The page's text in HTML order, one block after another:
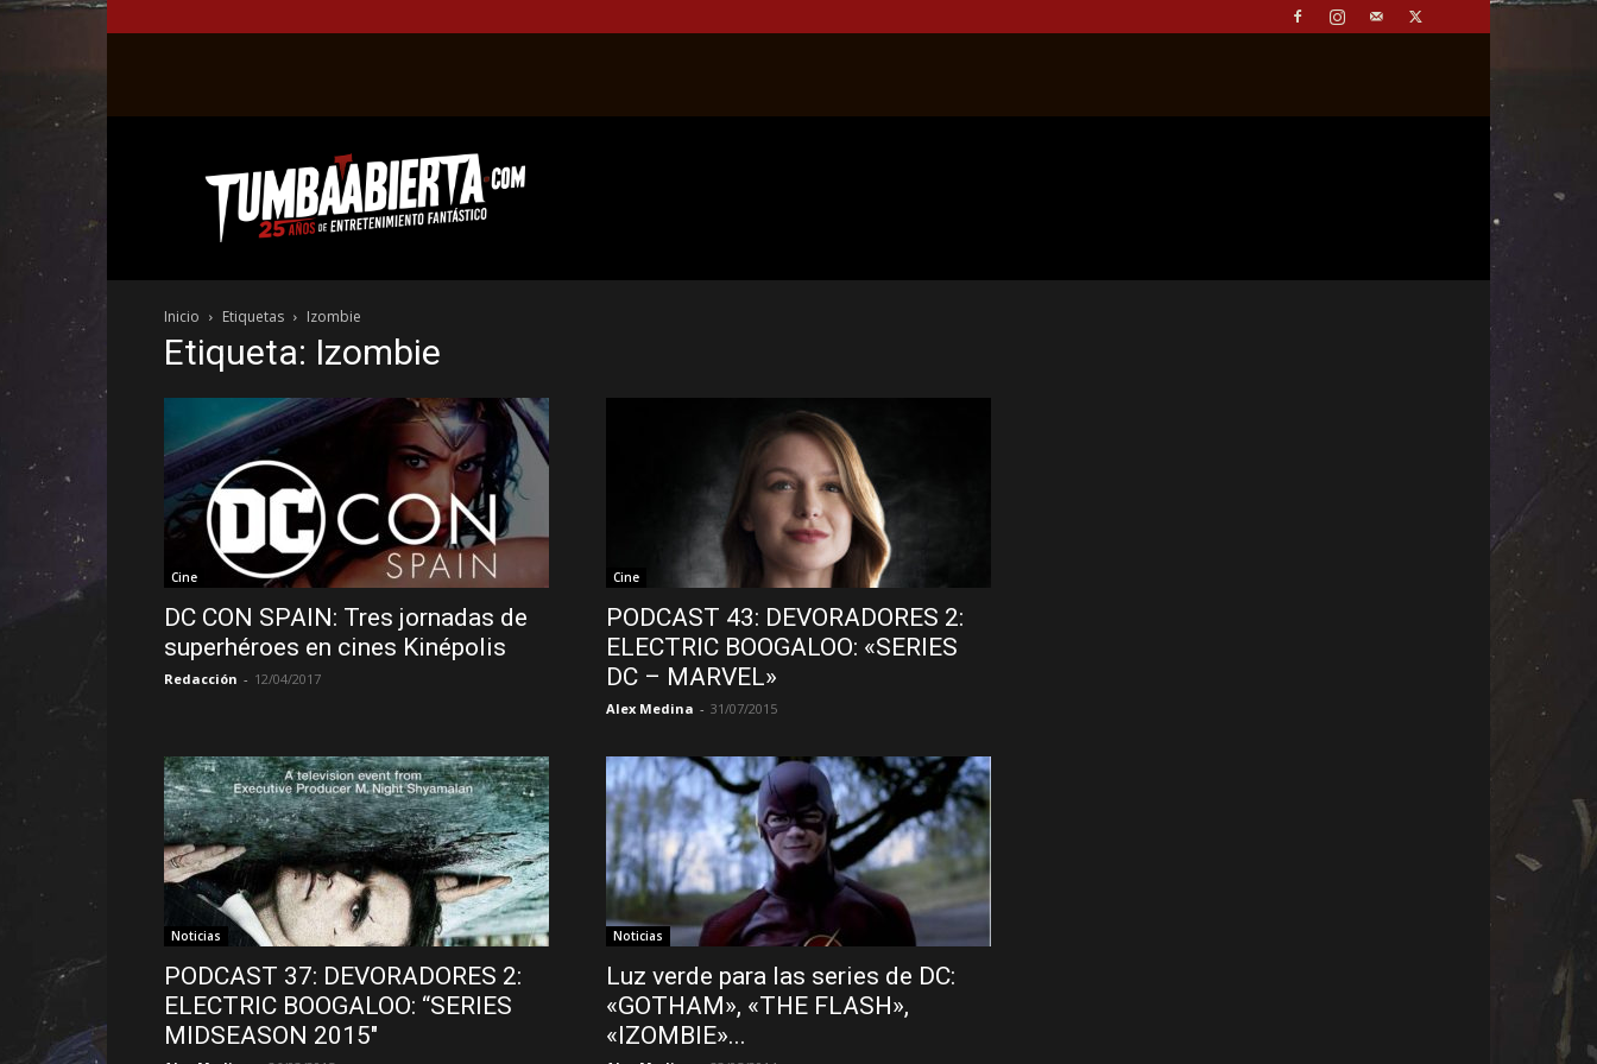
web
del
entretenimiento
el
género
fantástico.
Inicio Etiquetas Izombie
Etiqueta: Izombie
Cine
DC CON SPAIN: Tres jornadas de
superhéroes en cines Kinépolis
Redacción - 12/04/2017
Cine
PODCAST 43: DEVORADORES 2:
ELECTRIC BOOGALOO: «SERIES
DC – MARVEL»
Alex Medina - 31/07/2015
Noticias
PODCAST 37: DEVORADORES 2:
ELECTRIC BOOGALOO: “SERIES
MIDSEASON 2015″
Noticias
Luz verde para las series de DC:
«GOTHAM», «THE FLASH»,
«IZOMBIE»...